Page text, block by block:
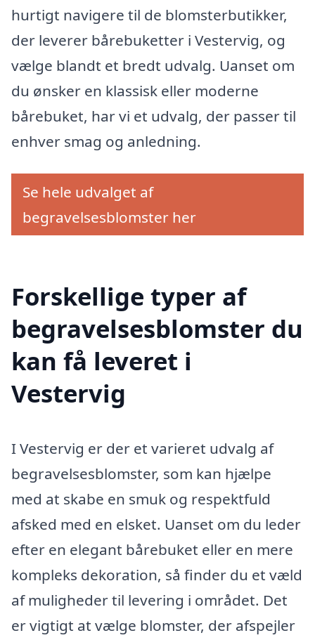
hurtigt navigere til de blomsterbutikker,
der leverer bårebuketter i Vestervig, og
vælge blandt et bredt udvalg. Uanset om
du ønsker en klassisk eller moderne
bårebuket, har vi et udvalg, der passer til
enhver smag og anledning.
Se hele udvalget af
begravelsesblomster her
Forskellige typer af
begravelsesblomster du
kan få leveret i
Vestervig
I Vestervig er der et varieret udvalg af
begravelsesblomster, som kan hjælpe
med at skabe en smuk og respektfuld
afsked med en elsket. Uanset om du leder
efter en elegant bårebuket eller en mere
kompleks dekoration, så finder du et væld
af muligheder til levering i området. Det
er vigtigt at vælge blomster, der afspejler